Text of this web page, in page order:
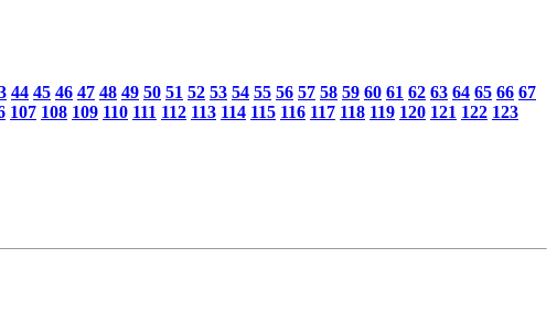
44 45 46 47 48 49 50 51 52 53 54 55 56 57 58 59 60 61 62 63 64 65 66 67
107 108 109 110 111 112 113 114 115 116 117 118 119 120 121 122 123